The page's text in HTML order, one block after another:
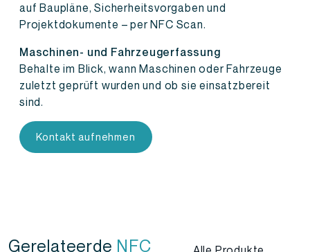
auf Baupläne, Sicherheitsvorgaben und
Projektdokumente – per NFC Scan.
Maschinen- und Fahrzeugerfassung
Behalte im Blick, wann Maschinen oder Fahrzeuge
zuletzt geprüft wurden und ob sie einsatzbereit
sind.
Kontakt aufnehmen
Gerelateerde NFC